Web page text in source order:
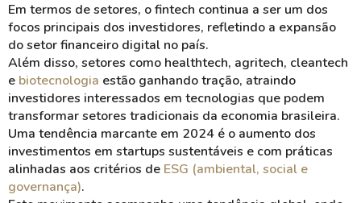
Em termos de setores, o fintech continua a ser um dos
focos principais dos investidores, refletindo a expansão
do setor financeiro digital no país.
Além disso, setores como healthtech, agritech, cleantech
e biotecnologia estão ganhando tração, atraindo
investidores interessados em tecnologias que podem
transformar setores tradicionais da economia brasileira.
Uma tendência marcante em 2024 é o aumento dos
investimentos em startups sustentáveis e com práticas
alinhadas aos critérios de ESG (ambiental, social e
governança).